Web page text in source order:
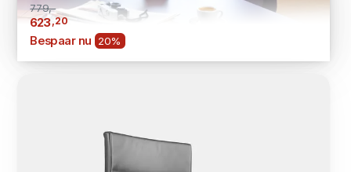
779,-
623,20
Bespaar nu 20%